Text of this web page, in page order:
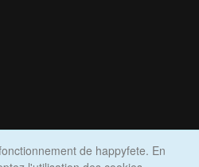
de happyfete. En